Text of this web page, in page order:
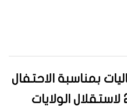
بمناسبة الاحتفال
بالذكرى الـ250 لاستقلال الولايات